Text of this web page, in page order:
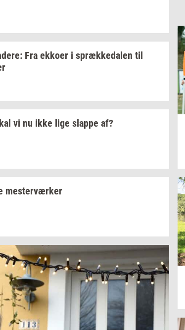
Fra ek­ko­er i spræk­ke­da­len til
vi nu ikke lige slap­pe af?
mester­vær­ker